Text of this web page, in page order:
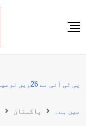
to
پاکستان
کھیل
پی ٹی آئی
میں ہے۔ پاکستان